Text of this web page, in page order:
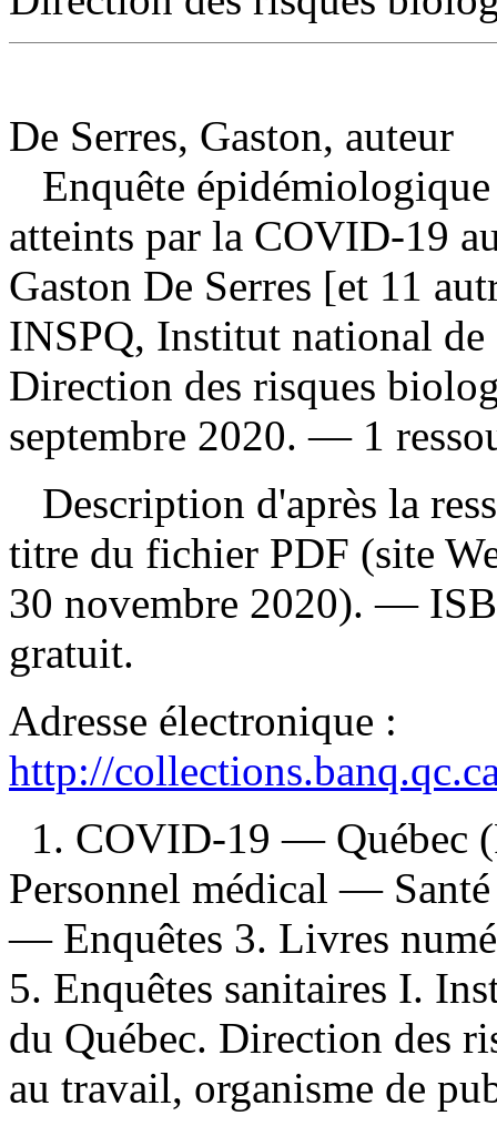
De Serres, Gaston, auteur
Enquête
atteints par la COVID-19
Gaston De Serres [et 11
INSPQ, Institut national de
Direction des risques
septembre 2020. — 1
Description d'après la
titre du fichier PDF (site
30 novembre 2020). —
gratuit.
Adresse électronique :
http://
1. COVID-19 — Québec
Personnel médical —
— Enquêtes 3. Livres
5. Enquêtes sanitaires I.
du Québec. Direction des
au travail, organisme de